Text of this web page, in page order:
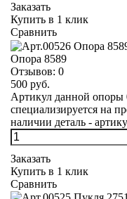
Заказать
Купить в 1 клик
Сравнить
Опора 8589
Отзывов: 0
500 руб.
Артикул данной опоры
специализируется на
наличии деталь -
Заказать
Купить в 1 клик
Сравнить